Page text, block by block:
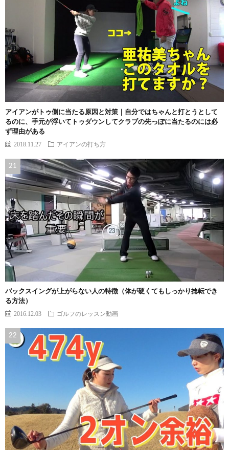
アイアンがトゥ側に当たる原因と対策｜自分ではちゃんと打とうとして
るのに、手元が浮いてトゥダウンしてクラブの先っぽに当たるのには必
ず理由がある
2018.11.27 アイアンの打ち方
バックスイングが上がらない人の特徴（体が硬くてもしっかり捻転でき
る方法）
2016.12.03 ゴルフのレッスン動画